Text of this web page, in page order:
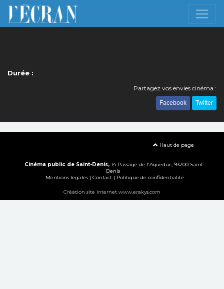
Durée :
Partagez vos envies cinéma :
Facebook Twitter
Haut de page
Cinéma public de Saint-Denis, 14 Passage de l'Aqueduc, 93200 Saint-
Denis
Mentions légales| Contact| Politique de confidentialité
Création site internet www.erakys.com